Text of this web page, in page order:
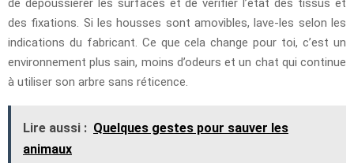
des fixations. Si les housses sont amovibles, lave-les selon les
indications du fabricant. Ce que cela change pour toi, c’est un
environnement plus sain, moins d’odeurs et un chat qui continue
à utiliser son arbre sans réticence.
Lire aussi : Quelques gestes pour sauver les
animaux